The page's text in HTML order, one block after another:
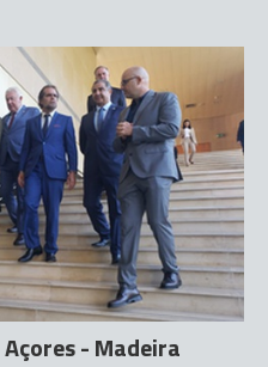
- Madeira